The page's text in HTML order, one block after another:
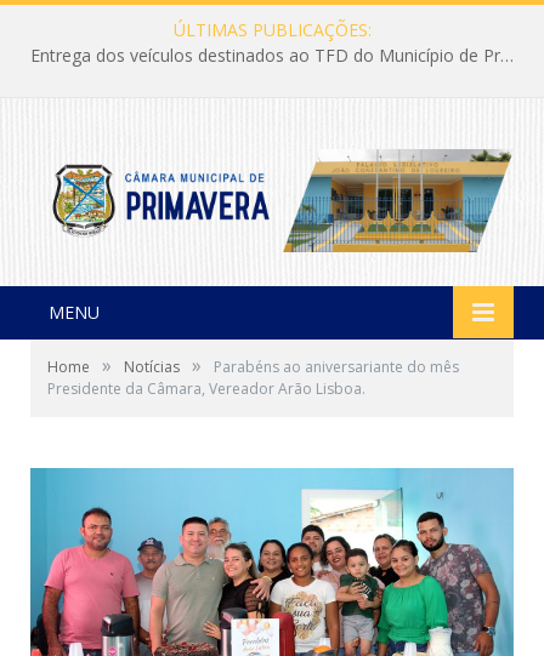
ÚLTIMAS PUBLICAÇÕES:
Entrega dos veículos destinados ao TFD do Município de Primavera
MENU
Home » Notícias »
Parabéns ao aniversariante do mês
Presidente da Câmara, Vereador Arão Lisboa.